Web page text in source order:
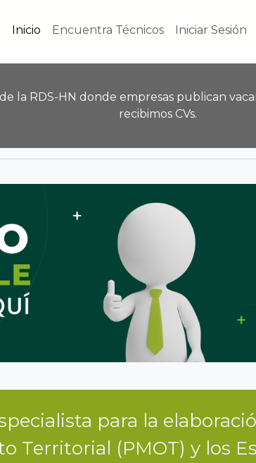
Inicio Encuentra Técnicos Iniciar Sesión
la RDS-HN donde empresas publican
recibimos CVs.
para la
Territorial (PMOT) y los